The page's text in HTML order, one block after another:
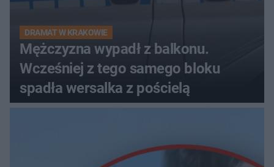
DRAMAT W KRAKOWIE
Mężczyzna wypadł z balkonu.
Wcześniej z tego samego bloku
spadła wersalka z pościelą